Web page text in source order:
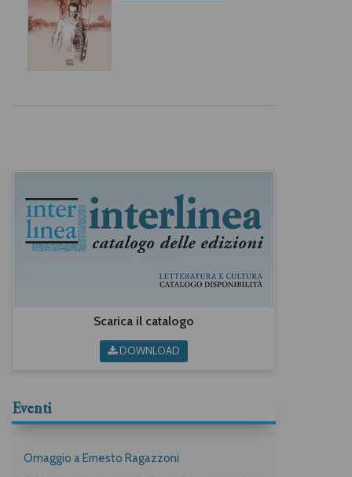
Scarica il catalogo
DOWNLOAD
Eventi
Omaggio a Ernesto Ragazzoni